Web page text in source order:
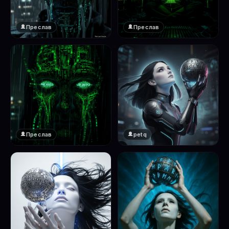
❤️
Преслав
❤️
1
Преслав
1
Преслав
❤️
petq